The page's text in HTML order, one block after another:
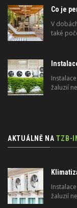
V
také
žaluzií
AKTUÁLNĚ NA TZB-
žaluzií